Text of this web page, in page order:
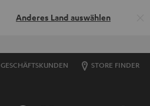
Anderes Land auswählen
GESCHÄFTSKUNDEN STORE FINDER